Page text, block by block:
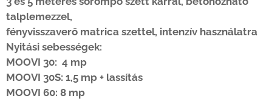
talplemezzel,
fényvisszaverő matrica szettel, intenzív használatra
Nyitási sebességek:
MOOVI 30: 4 mp
MOOVI 30S: 1,5 mp + lassítás
MOOVI 60: 8 mp